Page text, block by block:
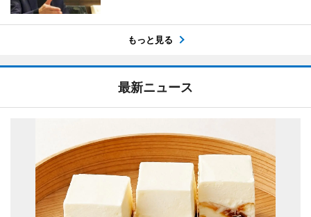
もっと見る
最新ニュース